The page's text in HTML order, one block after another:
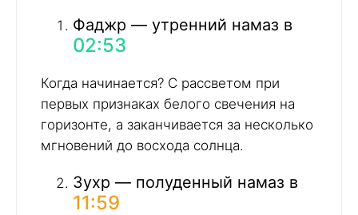
Фаджр — утренний намаз в
02:53
Когда начинается? С рассветом при
первых признаках белого свечения на
горизонте, а заканчивается за несколько
мгновений до восхода солнца.
Зухр — полуденный намаз в
11:59